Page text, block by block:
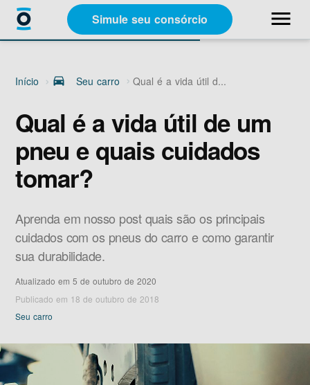
Simule seu consórcio menu
close
Categorias
Sobre a Racon
Simule seu consórcio
Início drive_eta Seu carro Qual é a vida útil d...
Qual é a vida útil de um
pneu e quais cuidados
tomar?
Aprenda em nosso post quais são os principais
cuidados com os pneus do carro e como garantir
sua durabilidade.
Atualizado em 5 de outubro de 2020
Publicado em 18 de outubro de 2018
Seu carro